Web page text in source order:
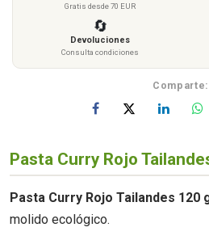
Gratis desde 70 EUR
🔄
Devoluciones
Consulta condiciones
Comparte:
Pasta Curry Rojo
Pasta Curry Rojo Tailandes 120
molido ecológico.